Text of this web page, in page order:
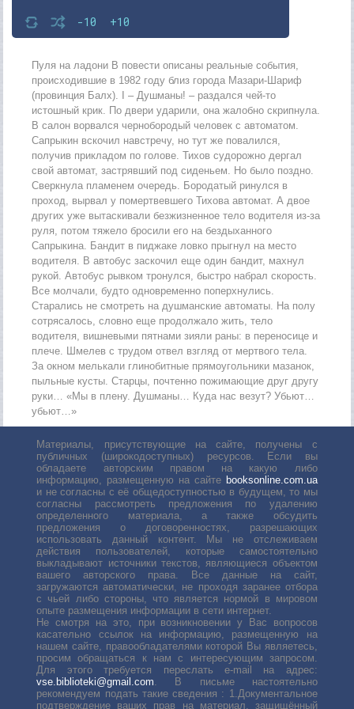
-10 +10
Пуля на ладони В повести описаны реальные события,
происходившие в 1982 году близ города Мазари-Шариф
(провинция Балх). I – Душманы! – раздался чей-то
истошный крик. По двери ударили, она жалобно скрипнула.
В салон ворвался чернобородый человек с автоматом.
Сапрыкин вскочил навстречу, но тут же повалился,
получив прикладом по голове. Тихов судорожно дергал
свой автомат, застрявший под сиденьем. Но было поздно.
Сверкнула пламенем очередь. Бородатый ринулся в
проход, вырвал у помертвевшего Тихова автомат. А двое
других уже вытаскивали безжизненное тело водителя из-за
руля, потом тяжело бросили его на бездыханного
Сапрыкина. Бандит в пиджаке ловко прыгнул на место
водителя. В автобус заскочил еще один бандит, махнул
рукой. Автобус рывком тронулся, быстро набрал скорость.
Все молчали, будто одновременно поперхнулись.
Старались не смотреть на душманские автоматы. На полу
сотрясалось, словно еще продолжало жить, тело
водителя, вишневыми пятнами зияли раны: в переносице и
плече. Шмелев с трудом отвел взгляд от мертвого тела.
За окном мелькали глинобитные прямоугольники мазанок,
пыльные кусты. Старцы, почтенно пожимающие друг другу
руки… «Мы в плену. Душманы… Куда нас везут? Убьют…
убьют…»
Материалы, присутствующие на сайте, получены с
публичных (широкодоступных) ресурсов. Если вы
обладаете авторским правом на какую либо
информацию, размещенную на сайте booksonline.com.ua
и не согласны с её общедоступностью в будущем, то мы
согласны рассмотреть предложения по удалению
определенного материала, а также обсудить
предложения о договоренностях, разрешающих
использовать данный контент. Мы не отслеживаем
действия пользователей, которые самостоятельно
выкладывают источники текстов, являющиеся объектом
вашего авторского права. Все данные на сайт,
загружаются автоматически, не проходя заранее отбора
с чьей либо стороны, что является нормой в мировом
опыте размещения информации в сети интернет.
Не смотря на это, при возникновении у Вас вопросов
касательно ссылок на информацию, размещенную на
нашем сайте, правообладателями которой Вы являетесь,
просим обращаться к нам с интересующим запросом.
Для этого требуется переслать е-mail на адрес:
vse.biblioteki@gmail.com. В письме настоятельно
рекомендуем подать такие сведения : 1.Документальное
подтверждение ваших прав на материал, защищённый